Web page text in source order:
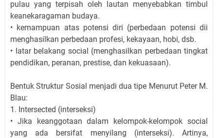
pulau yang terpisah oleh lautan menyebabkan timbul
keanekaragaman budaya.
• kemampuan atas potensi diri (perbedaan potensi dii
menghasilkan perbedaan profesi, kekayaan, hobi, dsb.
• latar belakang social (menghasilkan perbedaan tingkat
pendidikan, peranan, prestise, dan kekuasaan).
Bentuk Struktur Sosial menjadi dua tipe Menurut Peter M.
Blau:
1. Intersected (interseksi)
• Jika keanggotaan dalam kelompok-kelompok social
yang ada bersifat menyilang (interseksi). Artinya,